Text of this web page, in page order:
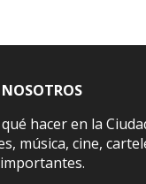
NOSOTROS
hacer en la
música, cine,